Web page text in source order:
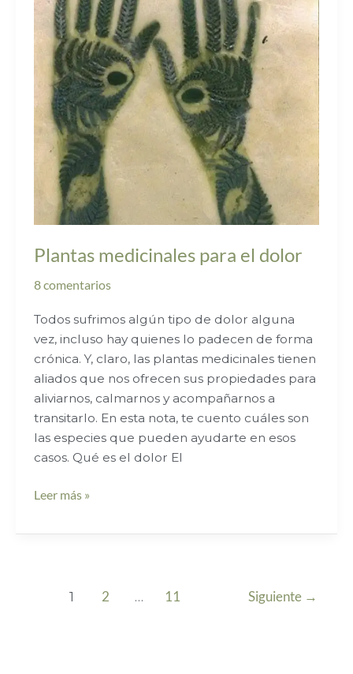
Plantas medicinales para el dolor
8 comentarios
Todos sufrimos algún tipo de dolor alguna
vez, incluso hay quienes lo padecen de forma
crónica. Y, claro, las plantas medicinales tienen
aliados que nos ofrecen sus propiedades para
aliviarnos, calmarnos y acompañarnos a
transitarlo. En esta nota, te cuento cuáles son
las especies que pueden ayudarte en esos
casos. Qué es el dolor El
dolor
Leer más »
1 2 … 11 Siguiente →